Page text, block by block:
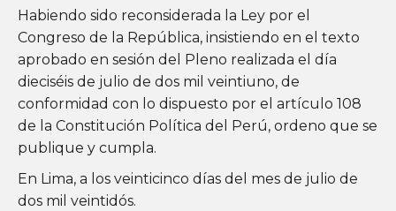
Habiendo sido reconsiderada la Ley por el
Congreso de la República, insistiendo en el texto
aprobado en sesión del Pleno realizada el día
dieciséis de julio de dos mil veintiuno, de
conformidad con lo dispuesto por el artículo 108
de la Constitución Política del Perú, ordeno que se
publique y cumpla.
En Lima, a los veinticinco días del mes de julio de
dos mil veintidós.